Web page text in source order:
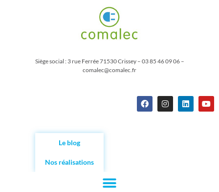
Siège social : 3 rue Ferrée 71530 Crissey – 03 85 46 09 06 –
comalec@comalec.fr
Le blog
Nos réalisations